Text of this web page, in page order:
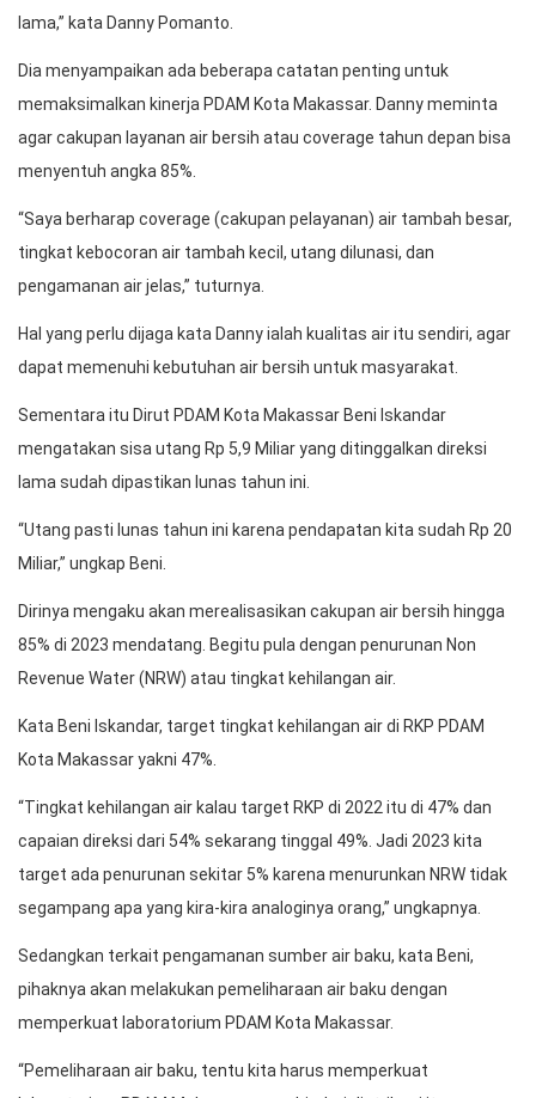
lama,” kata Danny Pomanto.
Dia menyampaikan ada beberapa catatan penting untuk
memaksimalkan kinerja PDAM Kota Makassar. Danny meminta
agar cakupan layanan air bersih atau coverage tahun depan bisa
menyentuh angka 85%.
“Saya berharap coverage (cakupan pelayanan) air tambah besar,
tingkat kebocoran air tambah kecil, utang dilunasi, dan
pengamanan air jelas,” tuturnya.
Hal yang perlu dijaga kata Danny ialah kualitas air itu sendiri, agar
dapat memenuhi kebutuhan air bersih untuk masyarakat.
Sementara itu Dirut PDAM Kota Makassar Beni Iskandar
mengatakan sisa utang Rp 5,9 Miliar yang ditinggalkan direksi
lama sudah dipastikan lunas tahun ini.
“Utang pasti lunas tahun ini karena pendapatan kita sudah Rp 20
Miliar,” ungkap Beni.
Dirinya mengaku akan merealisasikan cakupan air bersih hingga
85% di 2023 mendatang. Begitu pula dengan penurunan Non
Revenue Water (NRW) atau tingkat kehilangan air.
Kata Beni Iskandar, target tingkat kehilangan air di RKP PDAM
Kota Makassar yakni 47%.
“Tingkat kehilangan air kalau target RKP di 2022 itu di 47% dan
capaian direksi dari 54% sekarang tinggal 49%. Jadi 2023 kita
target ada penurunan sekitar 5% karena menurunkan NRW tidak
segampang apa yang kira-kira analoginya orang,” ungkapnya.
Sedangkan terkait pengamanan sumber air baku, kata Beni,
pihaknya akan melakukan pemeliharaan air baku dengan
memperkuat laboratorium PDAM Kota Makassar.
“Pemeliharaan air baku, tentu kita harus memperkuat